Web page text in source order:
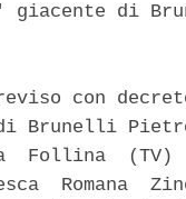
giacente di
con
Brunelli
a  Follina
Romana